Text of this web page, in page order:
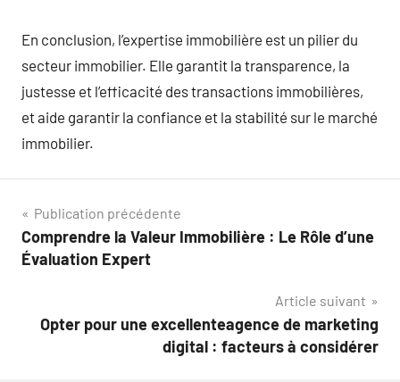
En conclusion, l’expertise immobilière est un pilier du
secteur immobilier. Elle garantit la transparence, la
justesse et l’efficacité des transactions immobilières,
et aide garantir la confiance et la stabilité sur le marché
immobilier.
Navigation
de
Publication précédente
Comprendre la Valeur Immobilière : Le Rôle d’une
Évaluation Expert
Article suivant
Opter pour une excellenteagence de marketing
digital : facteurs à considérer